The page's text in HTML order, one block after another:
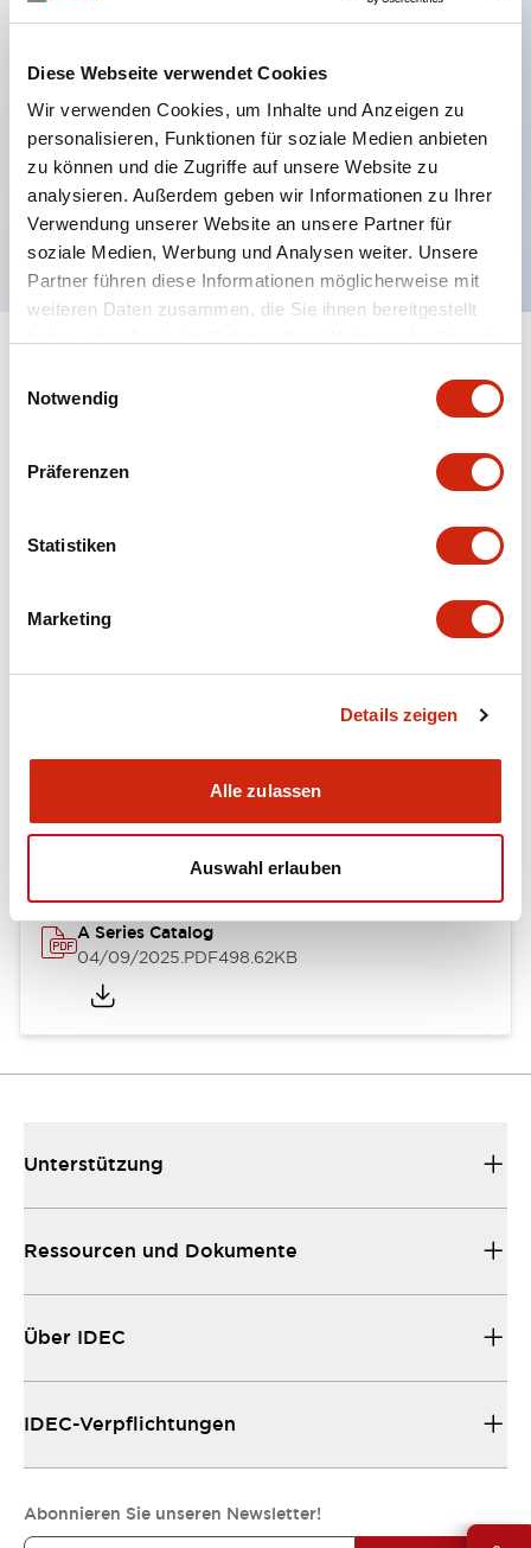
Diese Webseite verwendet Cookies
Wir verwenden Cookies, um Inhalte und Anzeigen zu
personalisieren, Funktionen für soziale Medien anbieten
zu können und die Zugriffe auf unsere Website zu
analysieren. Außerdem geben wir Informationen zu Ihrer
Verwendung unserer Website an unsere Partner für
soziale Medien, Werbung und Analysen weiter. Unsere
Partner führen diese Informationen möglicherweise mit
weiteren Daten zusammen, die Sie ihnen bereitgestellt
Notwendig
Präferenzen
Statistiken
Marketing
Details zeigen
Alle zulassen
Auswahl erlauben
Hauptmerkmale
Verbesserte Bedienbarkeit durch Rückterminal-
Methode
Flache Anschlussfläche mit einheitlicher
Gehäuselänge von 22 mm in der gesamten Serie
UL- und CSA-zertifiziert
Mechanical Specifications
Mounting and Installation Specifications
Dokumente und Dateien
Kataloge & Broschüren CAD-Dateien Genehmigungen &
A Series Catalog
04/09/2025.PDF498.62KB
Unterstützung
Ressourcen und Dokumente
Über IDEC
IDEC-Verpflichtungen
Abonnieren Sie unseren Newsletter!